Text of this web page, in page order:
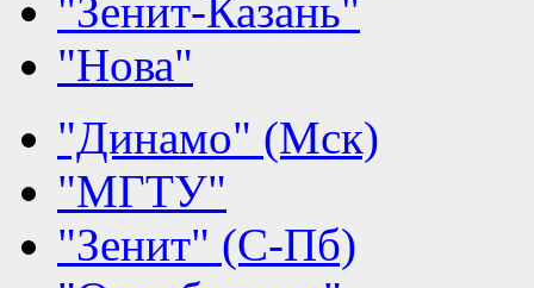
"Зенит-Казань"
"Нова"
"Динамо" (Мск)
"МГТУ"
"Зенит" (С-Пб)